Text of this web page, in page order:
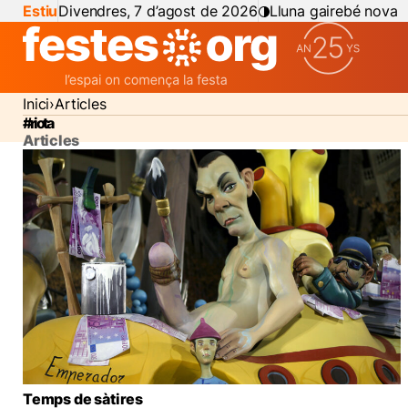
EstiuDivendres, 7 d’agost de 2026 Lluna gairebé nova
Inici Articles
#riota
Articles
Temps de sàtires